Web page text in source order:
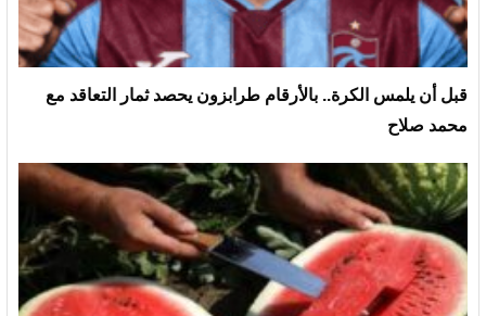
قبل أن يلمس الكرة.. بالأرقام طرابزون يحصد ثمار التعاقد مع
محمد صلاح